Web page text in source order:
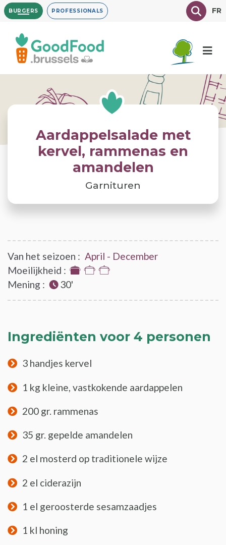
Overslaan
en
inhoud
gaan
BURGERS PROFESSIONALS TexteFR
Aardappelsalade met
kervel, rammenas en
amandelen
Garnituren
Van het seizoen : April - December
Moeilijkheid : 1
van
de
Mening : 30'
Ingrediënten voor 4 personen
3 handjes kervel
1 kg kleine, vastkokende aardappelen
200 gr. rammenas
35 gr. gepelde amandelen
2 el mosterd op traditionele wijze
2 el ciderazijn
1 el geroosterde sesamzaadjes
1 kl honing